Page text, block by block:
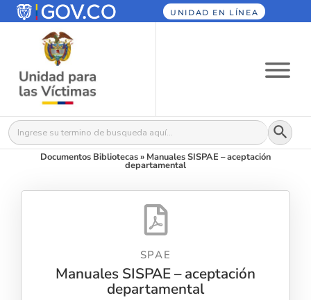
UNIDAD EN LÍNEA
Buscar: Botón
Documentos Bibliotecas» Manuales SISPAE – aceptación
departamental
SPAE
Manuales SISPAE – aceptación
departamental